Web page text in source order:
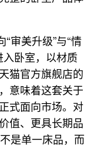
“审美升级”与“情
卧室，以材质
猫官方旗舰店的
意味着这套关于
式面向市场。对
值、更具长期品
是单一床品，而